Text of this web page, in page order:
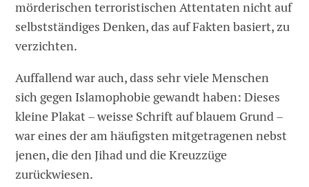
mörderischen terroristischen Attentaten nicht auf
selbstständiges Denken, das auf Fakten basiert, zu
verzichten.
Auffallend war auch, dass sehr viele Menschen
sich gegen Islamophobie gewandt haben: Dieses
kleine Plakat – weisse Schrift auf blauem Grund –
war eines der am häufigsten mitgetragenen nebst
jenen, die den Jihad und die Kreuzzüge
zurückwiesen.